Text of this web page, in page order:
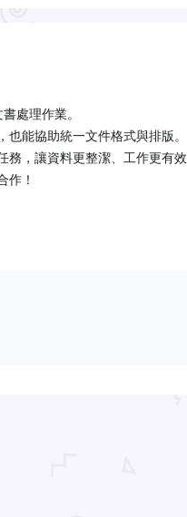
處理作業。
能協助統一文件格式與排版。
務，讓資料更整潔、工作更有
作！